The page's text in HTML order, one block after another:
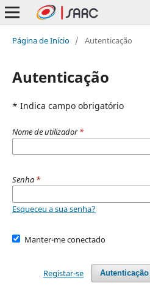
Página de Início / Autenticação
Autenticação
* Indica campo obrigatório
Nome de utilizador*
Senha *
Esqueceu a sua senha?
Manter-me conectado
Autenticação
Registar-se